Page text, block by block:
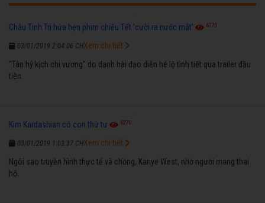
Châu Tinh Trì hứa hẹn phim chiếu Tết 'cười ra nước mắt' 6770
03/01/2019 2:04:06 CH
"Tân hỷ kịch chi vương" do danh hài đạo diễn hé lộ tình tiết qua trailer đầu
tiên.
Xem chi tiết
Kim Kardashian có con thứ tư 6270
03/01/2019 1:03:37 CH
Ngôi sao truyền hình thực tế và chồng, Kanye West, nhờ người mang thai
hộ.
Xem chi tiết